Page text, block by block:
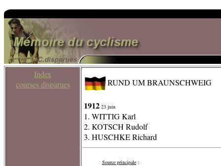
Index
courses disparues
RUND UM BRAUNSCHWEIG
1912 23 juin
1. WITTIG Karl
2. KOTSCH Rudolf
3. HUSCHKE Richard
Source principale :